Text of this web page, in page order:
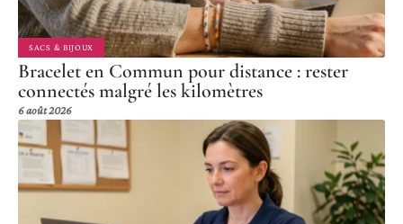
SACS & BIJOUX
Bracelet en Commun pour distance : rester
connectés malgré les kilomètres
6 août 2026